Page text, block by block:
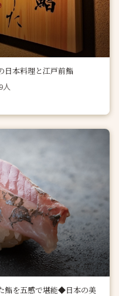
日本料理と江戸前鮨
人
鮨を五感で堪能◆日本の美